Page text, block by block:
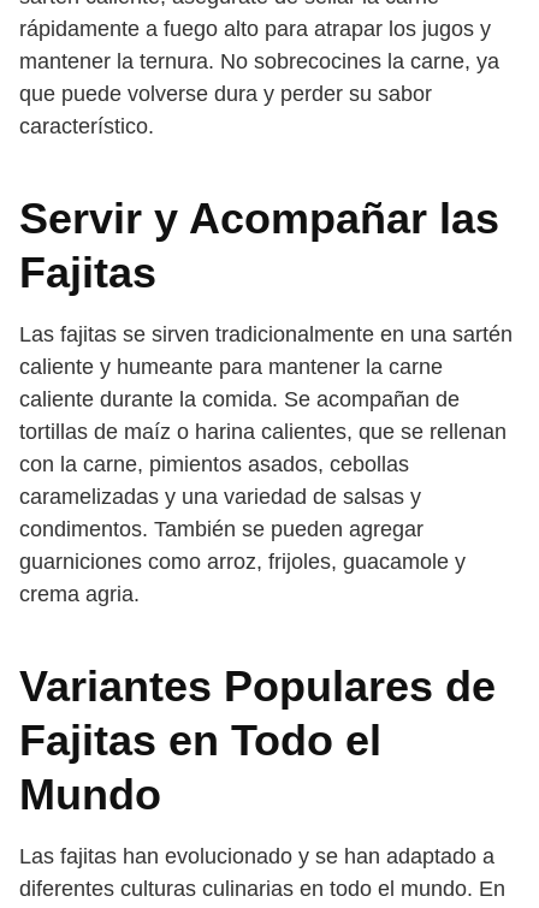
rápidamente a fuego alto para atrapar los jugos y
mantener la ternura. No sobrecocines la carne, ya
que puede volverse dura y perder su sabor
característico.
Servir y Acompañar las
Fajitas
Las fajitas se sirven tradicionalmente en una sartén
caliente y humeante para mantener la carne
caliente durante la comida. Se acompañan de
tortillas de maíz o harina calientes, que se rellenan
con la carne, pimientos asados, cebollas
caramelizadas y una variedad de salsas y
condimentos. También se pueden agregar
guarniciones como arroz, frijoles, guacamole y
crema agria.
Variantes Populares de
Fajitas en Todo el
Mundo
Las fajitas han evolucionado y se han adaptado a
diferentes culturas culinarias en todo el mundo. En